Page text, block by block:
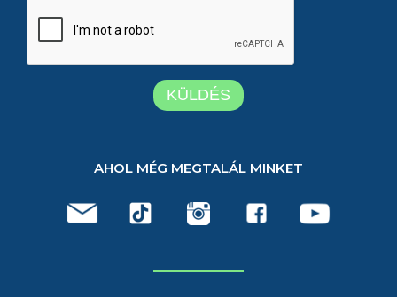
AHOL MÉG MEGTALÁL MINKET